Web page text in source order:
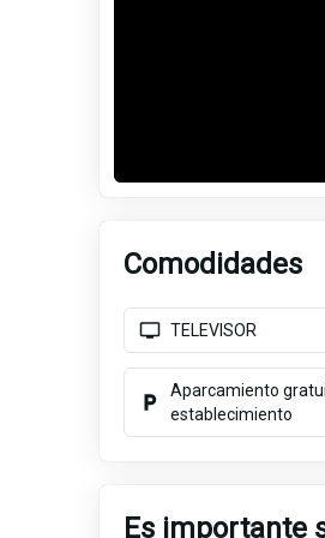
Comodidades
TELEVISOR
Aparcamiento
establecimiento
Es importante